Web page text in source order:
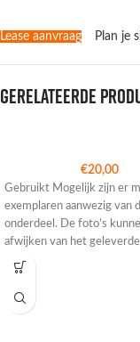
Lease aanvraag Plan je
Gerelateerde
€20,00
Gebruikt Mogelijk zijn er
exemplaren aanwezig van
onderdeel. De foto’s
afwijken van het